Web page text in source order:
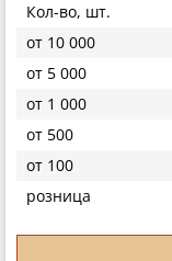
Кол-во, шт.
от 10 000
от 5 000
от 1 000
от 500
от 100
розница